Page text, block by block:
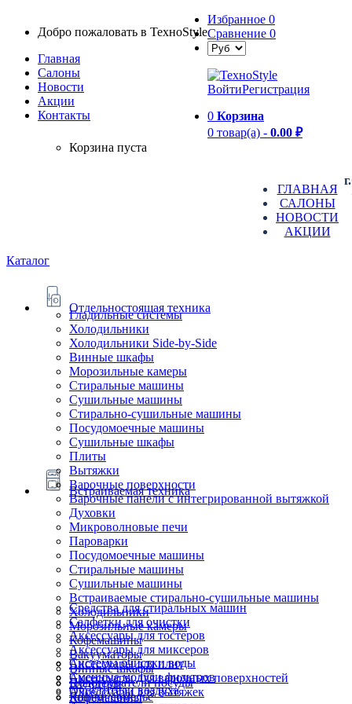
Добро пожаловать в TexноStyle
Главная
Салоны
Новости
Aкции
Контакты
Избранное 0
Сравнение 0
ВойтиРегистрация
0 Корзина
0 товар(а) - 0.00 ₽
Корзина пуста
ГЛАВНАЯ
САЛОНЫ
НОВОСТИ
АКЦИИ
Каталог
Отдельностоящая техника
Гладильные системы
Холодильники
Холодильники Side-by-Side
Винные шкафы
Морозильные камеры
Стиральные машины
Сушильные машины
Стирально-сушильные машины
Посудомоечные машины
Сушильные шкафы
Плиты
Встраиваемая техника
Вытяжки
Варочные поверхности
Варочные панели с интегрированной вытяжкой
Духовки
Микроволновые печи
Пароварки
Посудомоечные машины
Стиральные машины
Сушильные машины
Встраиваемые стирально-сушильные машины
Холодильники
Морозильные камеры
Кофемашины
Вакууматоры
Винные шкафы
Подогреватели посуды
Ящики сомелье
Блендеры
Кофемашины
Очистители воздуха
Системы очистки воды
Сменные модули фильтров
Аксессуары для тостеров
Аксессуары для миксеров
Аксессуары для плит
Аксессуары для варочных поверхностей
Аксессуары для вытяжек
Средства для стиральных машин
Салфетки для очистки